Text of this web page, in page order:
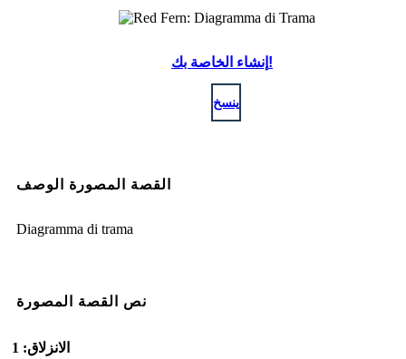
إنشاء الخاصة بك!
ينسخ
القصة المصورة الوصف
Diagramma di trama
نص القصة المصورة
الانزلاق: 1